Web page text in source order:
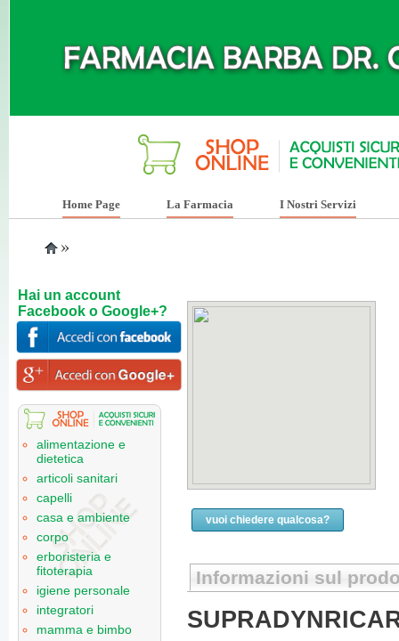
Hai un account
Facebook o Google+?
alimentazione e
dietetica
articoli sanitari
capelli
casa e ambiente
corpo
erboristeria e
fitoterapia
igiene personale
integratori
mamma e bimbo
Home Page La Farmacia I Nostri Servizi
»
vuoi chiedere qualcosa?
Informazioni sul